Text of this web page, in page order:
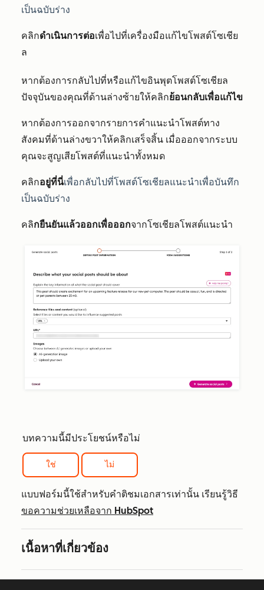
เป็นฉบับร่าง
คลิกดำเนินการต่อเพื่อไปที่เครื่องมือแก้ไขโพสต์โซเชีย
ล
หากต้องการกลับไปที่หรือแก้ไขอินพุตโพสต์โซเชียล
ปัจจุบันของคุณที่ด้านล่างซ้ายให้คลิกย้อนกลับเพื่อแก้ไข
หากต้องการออกจากรายการคำแนะนำโพสต์ทาง
สังคมที่ด้านล่างขวาให้คลิกเสร็จสิ้น เมื่อออกจากระบบ
คุณจะสูญเสียโพสต์ที่แนะนำทั้งหมด
คลิกอยู่ที่นี่เพื่อกลับไปที่โพสต์โซเชียลแนะนำเพื่อบันทึก
เป็นฉบับร่าง
คลิกยืนยันแล้วออกเพื่อออกจากโซเชียลโพสต์แนะนำ
บทความนี้มีประโยชน์หรือไม่
ใช่ ไม่
แบบฟอร์มนี้ใช้สำหรับคำติชมเอกสารเท่านั้น เรียนรู้วิธี
ขอความช่วยเหลือจาก HubSpot
เนื้อหาที่เกี่ยวข้อง